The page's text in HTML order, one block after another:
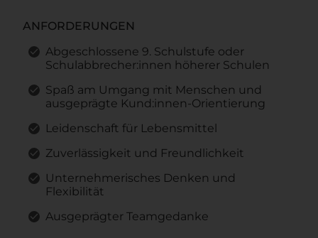
ANFORDERUNGEN
Abgeschlossene 9. Schulstufe oder
Schulabbrecher:innen höherer Schulen
Spaß am Umgang mit Menschen und
ausgeprägte Kund:innen-Orientierung
Leidenschaft für Lebensmittel
Zuverlässigkeit und Freundlichkeit
Unternehmerisches Denken und
Flexibilität
Ausgeprägter Teamgedanke